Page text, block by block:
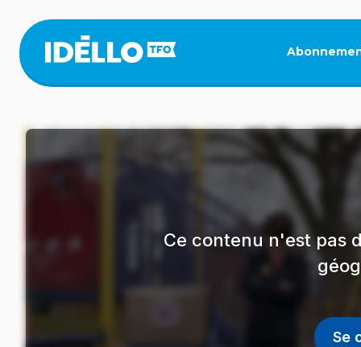
contenu
principal
Ce contenu n'est pas
Se